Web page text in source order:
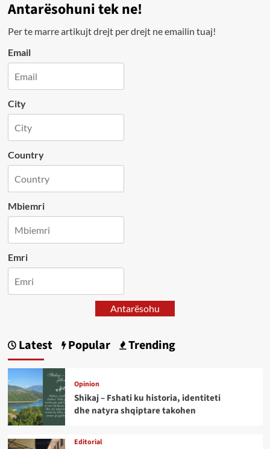
Antarësohuni tek ne!
Per te marre artikujt drejt per drejt ne emailin tuaj!
Email
City
Country
Mbiemri
Emri
Antarësohu
Latest Popular Trending
Opinion
Shikaj – Fshati ku historia, identiteti
dhe natyra shqiptare takohen
Editorial